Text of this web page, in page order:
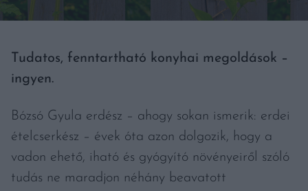
Tudatos, fenntartható konyhai megoldások –
ingyen.
Bózsó Gyula erdész – ahogy sokan ismerik: erdei
ételcserkész – évek óta azon dolgozik, hogy a
vadon ehető, iható és gyógyító növényeiről szóló
tudás ne maradjon néhány beavatott